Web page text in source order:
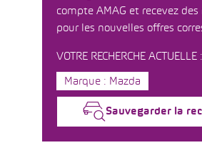
compte AMAG et recevez
pour les nouvelles offres
VOTRE RECHERCHE ACTUELLE :
Marque : Mazda
Sauvegarder la